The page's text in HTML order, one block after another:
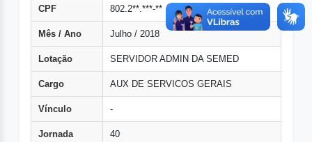
CPF 802.2**.***-**
Mês / Ano Julho / 2018
Lotação SERVIDOR ADMIN DA SEMED
Cargo AUX DE SERVICOS GERAIS
Vínculo -
Jornada 40